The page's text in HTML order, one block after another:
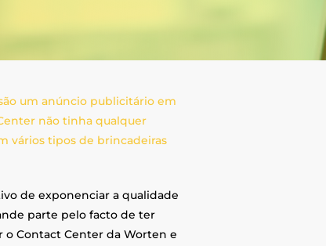
um anúncio publicitário em
não tinha qualquer
vários tipos de brincadeiras
de exponenciar a qualidade
parte pelo facto de ter
o Contact Center da Worten e